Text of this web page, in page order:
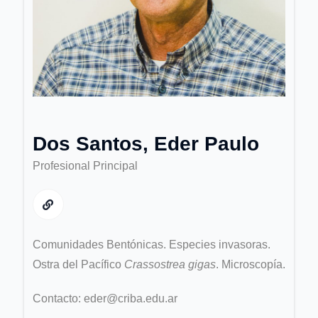
Dos Santos, Eder Paulo
Profesional Principal
Comunidades Bentónicas. Especies invasoras.
Ostra del Pacífico Crassostrea gigas. Microscopía.
Contacto: eder@criba.edu.ar